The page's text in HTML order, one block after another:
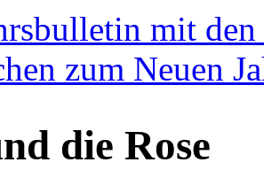
mit den
zum Neuen
die Rose